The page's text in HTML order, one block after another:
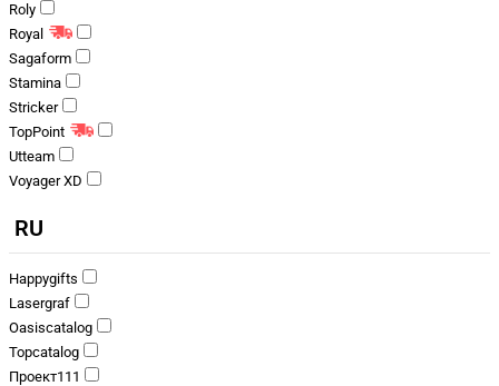
Roly
Royal
Sagaform
Stamina
Stricker
TopPoint
Utteam
Voyager XD
RU
Happygifts
Lasergraf
Oasiscatalog
Topcatalog
Проект111